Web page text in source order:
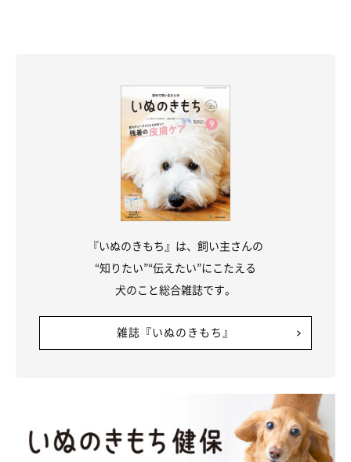
『いぬのきもち』は、飼い主さんの
“知りたい”“伝えたい”にこたえる
犬のこと総合雑誌です。
雑誌『いぬのきもち』